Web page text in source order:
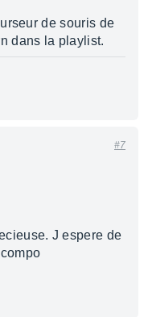
de souris de
dans la playlist.
#7
J espere de